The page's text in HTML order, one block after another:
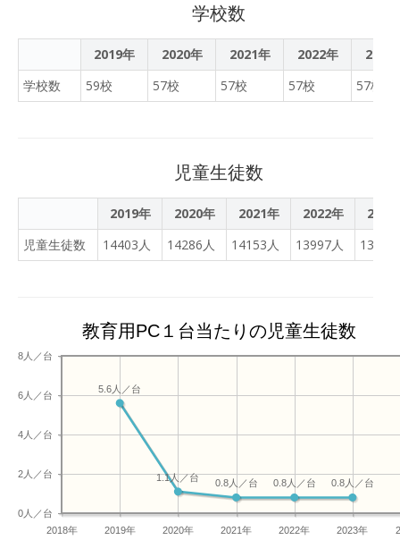
考えたり話し合ったりする
様子を見ていいただきまし
た。
学校数
2019年 2020年 2021年 2022年
2023
学校数
59校 57校 57校 57校 57校
児童生徒数
2019年 2020年 2021年 2022年
2023
児童生徒数
14403人 14286人 14153人 13997人 13695
教育用PC１台当たりの児童生徒数
2018年 2019年 2020年 2021年 2022年 2023年
0人／台
2人／台
4人／台
6人／台
8人／台
0.8人／台
0.8人／台
0.8人／台
1.1人／台
5.6人／台